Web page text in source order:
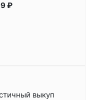
₽
выкуп